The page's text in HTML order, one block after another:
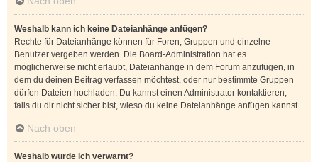
Weshalb kann ich keine Dateianhänge anfügen?
Rechte für Dateianhänge können für Foren, Gruppen und einzelne
Benutzer vergeben werden. Die Board-Administration hat es
möglicherweise nicht erlaubt, Dateianhänge in dem Forum anzufügen, in
dem du deinen Beitrag verfassen möchtest, oder nur bestimmte Gruppen
dürfen Dateien hochladen. Du kannst einen Administrator kontaktieren,
falls du dir nicht sicher bist, wieso du keine Dateianhänge anfügen kannst.
Nach oben
Weshalb wurde ich verwarnt?